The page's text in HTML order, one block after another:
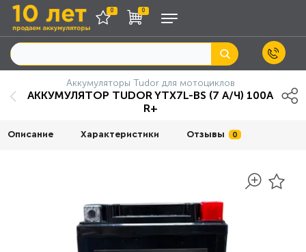
0 0
Аккумуляторы Tudor для мотоциклов
АККУМУЛЯТОР TUDOR YTX7L-BS (7 A/Ч) 100A
R+
Описание Характеристики Отзывы 0